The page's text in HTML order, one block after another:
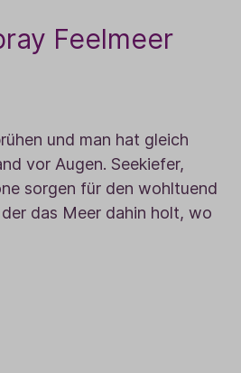
Feelmeer
und man hat gleich
vor Augen. Seekiefer,
sorgen für den wohltuend
das Meer dahin holt, wo